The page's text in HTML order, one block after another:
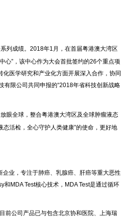
列成绩。2018年1月，在首届粤港澳大湾区
心”，该中心作为大会首批签约的26个重点项
医学研究和产业化方面开展深入合作，协同
有限公司共同申报的“2018年省科技创新战略
眼全球，整合粤港澳大湾区及全球肿瘤液态
态活检，全心守护人类健康”的使命，更好地
业，专注于肺癌、乳腺癌、肝癌等重大恶性
MDA Test核心技术，MDA Test是通过循环
公司产品已与包含北京协和医院、上海瑞